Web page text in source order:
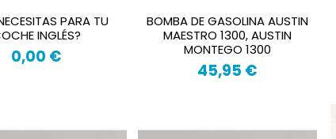
PARA TU
INGLÉS?
0,00 €
BOMBA DE GASOLINA AUSTIN
MAESTRO 1300, AUSTIN
MONTEGO 1300
45,95 €